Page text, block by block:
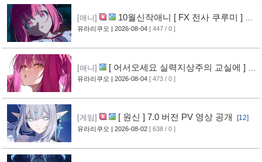
[애니]
10월신작애니 [ FX 전사 쿠루미 ] PV
영상 공개
[6]
유라리쿠오 | 2026-08-04 [ 447 / 0 ]
[애니]
[ 어서오세요 실력지상주의 교실에 ] 블
루레이 VOL.2 표지 공개 [7]
유라리쿠오 | 2026-08-04 [ 473 / 0 ]
[게임] [ 원신 ] 7.0 버전 PV 영상 공개 [12]
유라리쿠오 | 2026-08-02 [ 638 / 0 ]